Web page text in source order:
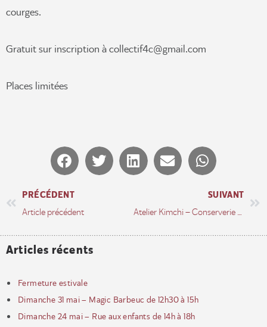
courges.
Gratuit sur inscription à collectif4c@gmail.com
Places limitées
PRÉCÉDENT
Article précédent
SUIVANT
Atelier Kimchi – Conserverie froide – Jeudi 15 décembre de 14h à 17h
Articles récents
Fermeture estivale
Dimanche 31 mai – Magic Barbeuc de 12h30 à 15h
Dimanche 24 mai – Rue aux enfants de 14h à 18h